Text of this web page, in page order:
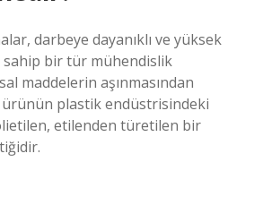
darbeye dayanıklı ve yüksek
sahip bir tür mühendislik
maddelerin aşınmasından
plastik endüstrisindeki
etilenden türetilen bir